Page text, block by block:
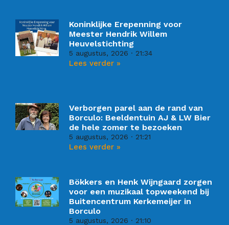
Koninklijke Erepenning voor
Meester Hendrik Willem
Heuvelstichting
5 augustus, 2026 21:34
Lees verder »
Verborgen parel aan de rand van
Borculo: Beeldentuin AJ & LW Bier
de hele zomer te bezoeken
5 augustus, 2026 21:21
Lees verder »
Bökkers en Henk Wijngaard zorgen
voor een muzikaal topweekend bij
Buitencentrum Kerkemeijer in
Borculo
5 augustus, 2026 21:10